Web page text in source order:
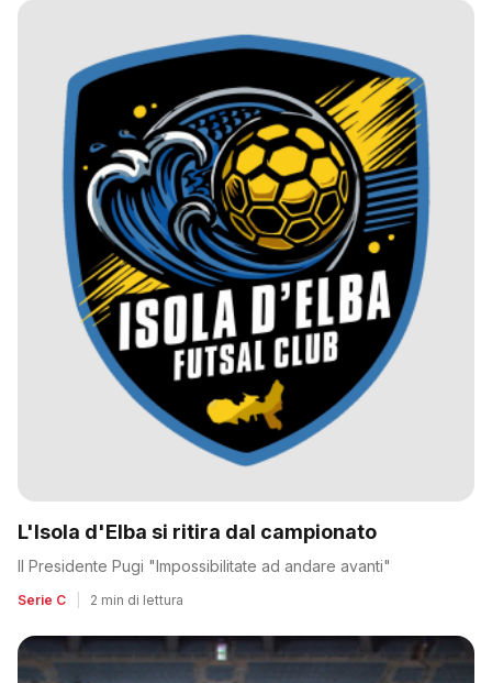
L'Isola d'Elba si ritira dal campionato
Il Presidente Pugi "Impossibilitate ad andare avanti"
Serie C 2 min di lettura